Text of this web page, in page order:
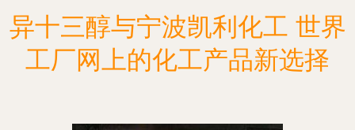
异十三醇与宁波凯利化工 世界
工厂网上的化工产品新选择